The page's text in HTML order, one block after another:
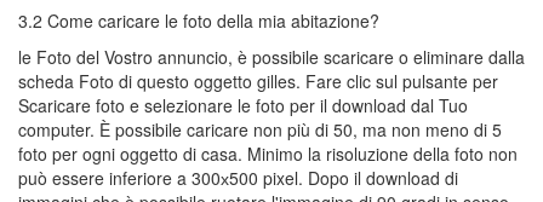
3.2 Come caricare le foto della mia abitazione?
le Foto del Vostro annuncio, è possibile scaricare o eliminare dalla
scheda Foto di questo oggetto gilles. Fare clic sul pulsante per
Scaricare foto e selezionare le foto per il download dal Tuo
computer. È possibile caricare non più di 50, ma non meno di 5
foto per ogni oggetto di casa. Minimo la risoluzione della foto non
può essere inferiore a 300х500 pixel. Dopo il download di